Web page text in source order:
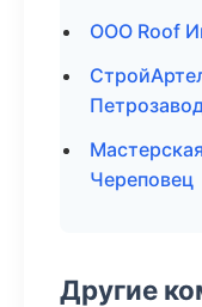
ООО Roof
Череповец
Другие